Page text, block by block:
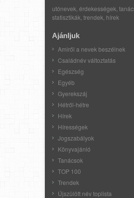
utónevek, érdekességek,
statisztikák, trendek, hírek
Ajánljuk
Amiről a nevek beszélnek
Családnév változtatás
Egészség
Egyéb
Gyerekszáj
Hétről-hétre
Hírek
Hírességek
Jogszabályok
Könyvajánló
Tanácsok
TOP 100
Trendek
Újszülött név toplista